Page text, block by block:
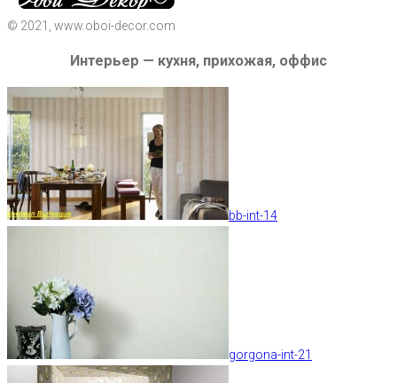
© 2021, www.oboi-decor.com
Интерьер — кухня, прихожая, оффис
bb-int-14
gorgona-int-21